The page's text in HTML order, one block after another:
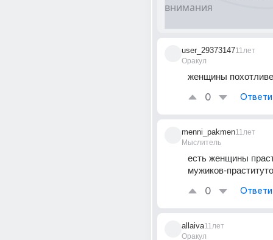
user_29373147
Оракул
11лет
женщины
0
menni_pakmen
Мыслитель
11лет
есть женщины
мужиков-
0
allaiva
Оракул
11лет